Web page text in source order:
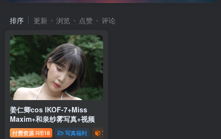
排序 更新 浏览 点赞 评论
姜仁卿cos IKOF-7+Miss
Maxim+和泉纱雾写真+视频
付费资源 R币18 写真福利 写真视频专题